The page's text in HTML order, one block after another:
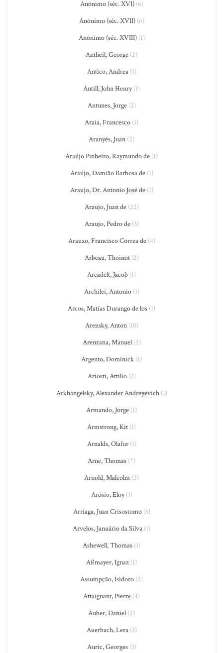
Anônimo (séc. XVI)(6)
Anônimo (séc. XVII)(6)
Anônimo (séc. XVIII)(1)
Antheil, George (2)
Antico, Andrea(1)
Antill, John Henry(1)
Antunes, Jorge(2)
Araia, Francesco (1)
Aranyés, Juan (2)
Araújo Pinheiro, Raymundo de (1)
Araújo, Damião Barbosa de(1)
Araujo, Dr. Antonio José de(1)
Araujo, Juan de(22)
Araujo, Pedro de(3)
Arauxo, Francisco Correa de(4)
Arbeau, Thoinot(2)
Arcadelt, Jacob (1)
Archilei, Antonio(1)
Arcos, Matías Durango de los (1)
Arensky, Anton(10)
Arenzana, Manuel(2)
Argento, Dominick (1)
Ariosti, Attilio(2)
Arkhangelsky, Alexander Andreyevich(1)
Armando, Jorge (1)
Armstrong, Kit (1)
Arnalds, Olafur(1)
Arne, Thomas (7)
Arnold, Malcolm (2)
Arósio, Eloy(1)
Arriaga, Juan Crisostomo(3)
Arvelos, Januário da Silva (1)
Ashewell, Thomas (1)
Aßmayer, Ignaz (1)
Assumpção, Isidoro (2)
Attaignant, Pierre (4)
Auber, Daniel (2)
Auerbach, Lera(3)
Auric, Georges(3)